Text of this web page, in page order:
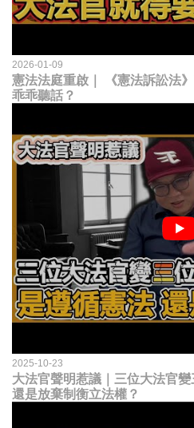
2026-01-09
憲法法庭重啟｜ 《憲法訴訟法
乖乖聽話？
2025-10-23
大法官聲明惹議｜三位大法官
還是放棄制衡立法權？